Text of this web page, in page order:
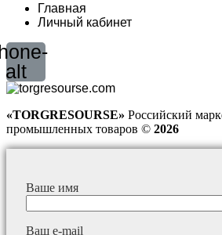
Главная
Личный кабинет
alt
«TORGRESOURSE» Российский
промышленных товаров © 2026
Ваше имя
Ваш e-mail